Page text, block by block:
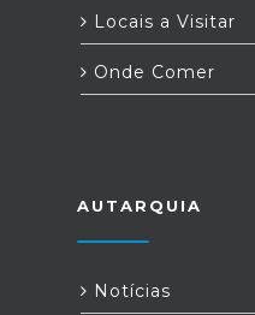
Locais a Visitar
Onde Comer
AUTARQUIA
Notícias